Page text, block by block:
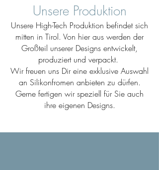
Unsere Produktion
Unsere High-Tech Produktion befindet sich
mitten in Tirol. Von hier aus werden der
Großteil unserer Designs entwickelt,
produziert und verpackt.
Wir freuen uns Dir eine exklusive Auswahl
an Silikonfromen anbieten zu dürfen.
Gerne fertigen wir speziell für Sie auch
ihre eigenen Designs.